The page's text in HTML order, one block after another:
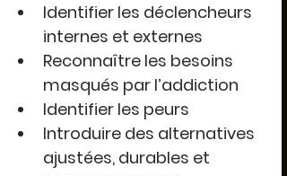
Identifier les déclencheurs
internes et externes
Reconnaître les besoins
masqués par l’addiction
Identifier les peurs
Introduire des alternatives
ajustées, durables et